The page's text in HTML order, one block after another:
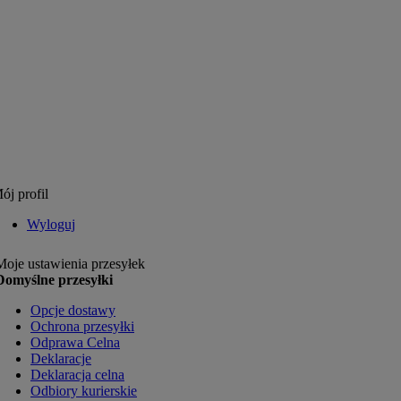
profil
Wyloguj
ustawienia przesyłek
przesyłki
Opcje dostawy
Ochrona przesyłki
Odprawa Celna
Deklaracje
Deklaracja celna
Odbiory kurierskie